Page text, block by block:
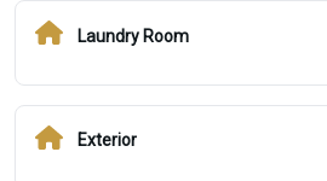
Laundry Room
Exterior